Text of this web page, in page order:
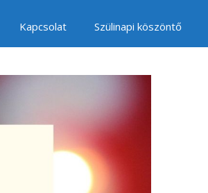
Kapcsolat Szülinapi köszöntő